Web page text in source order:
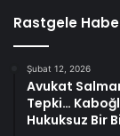
Rastgele
Şubat 12, 2026
Avukat
Tepki…
Hukuksuz Bir